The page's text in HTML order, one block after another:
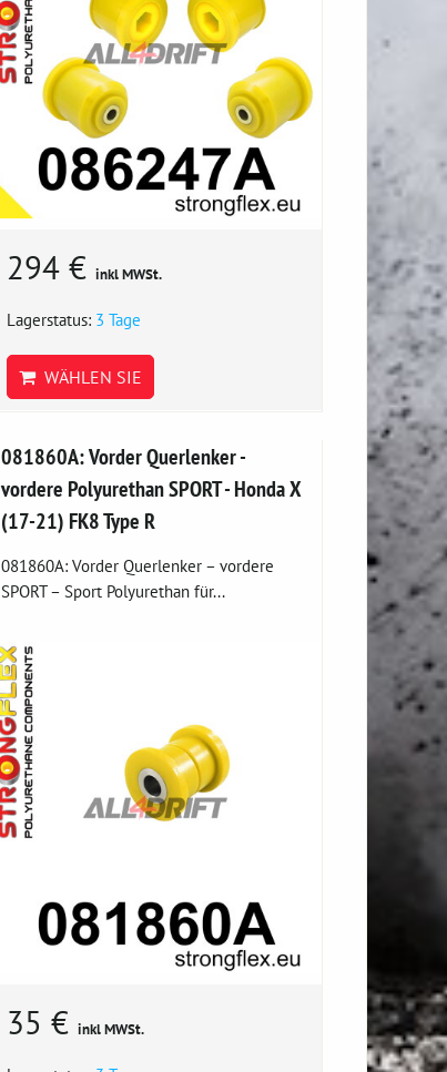
294 €inkl MWSt.
Lagerstatus: 3 Tage
WÄHLEN SIE
081860A: Vorder Querlenker -
vordere Polyurethan SPORT - Honda X
(17-21) FK8 Type R
081860A: Vorder Querlenker – vordere
SPORT – Sport Polyurethan für...
35 €inkl MWSt.